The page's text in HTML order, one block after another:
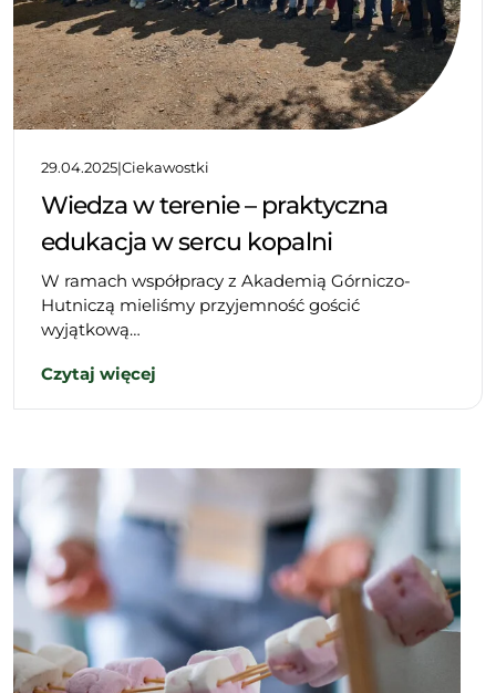
29.04.2025|Ciekawostki
Wiedza w terenie – praktyczna
edukacja w sercu kopalni
W ramach współpracy z Akademią Górniczo-
Hutniczą mieliśmy przyjemność gościć
wyjątkową…
Czytaj więcej